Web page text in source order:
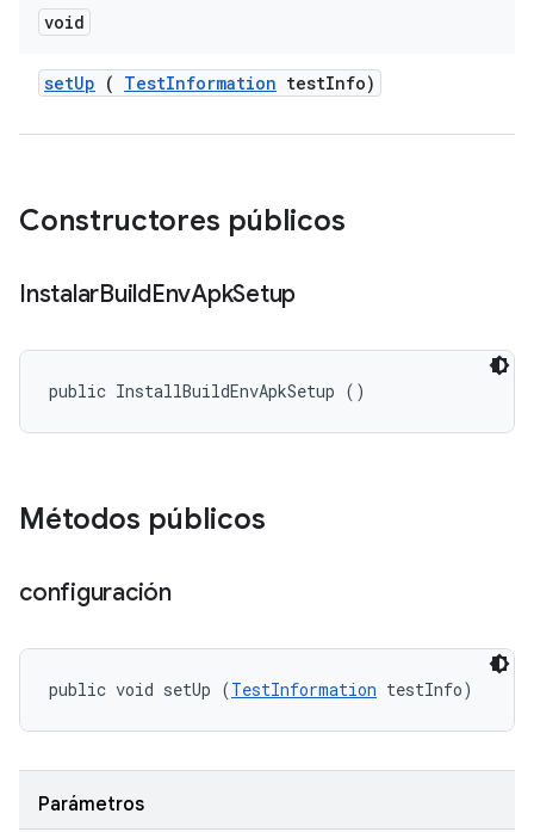
void
setUp ( TestInformation testInfo)
Constructores públicos
InstalarBuildEnvApkSetup
public InstallBuildEnvApkSetup ()
Métodos públicos
configuración
public void setUp (TestInformation testInfo)
Parámetros